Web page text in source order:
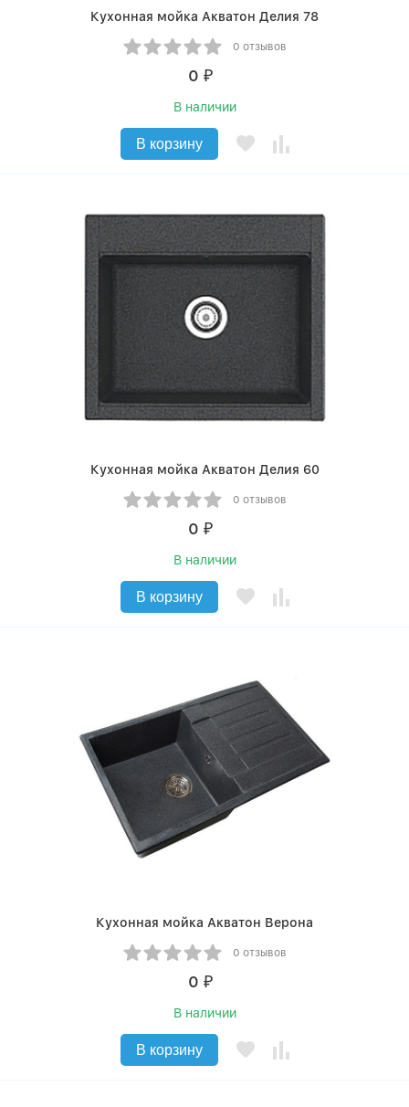
Кухонная мойка Акватон Делия 78
0 отзывов
0 ₽
В наличии
В корзину
Кухонная мойка Акватон Делия 60
0 отзывов
0 ₽
В наличии
В корзину
Кухонная мойка Акватон Верона
0 отзывов
0 ₽
В наличии
В корзину